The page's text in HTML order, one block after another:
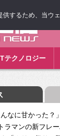
テクノロジー
なに甘かった？
ラマンの新フレ
供するため、当ウ